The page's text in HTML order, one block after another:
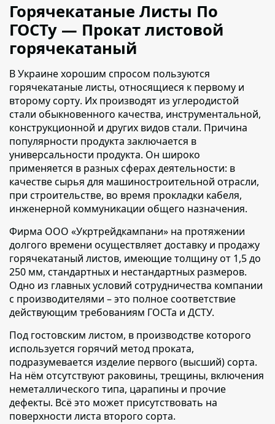
Горячекатаные Листы По
ГОСТу — Прокат листовой
горячекатаный
В Украине хорошим спросом пользуются
горячекатаные листы, относящиеся к первому и
второму сорту. Их производят из углеродистой
стали обыкновенного качества, инструментальной,
конструкционной и других видов стали. Причина
популярности продукта заключается в
универсальности продукта. Он широко
применяется в разных сферах деятельности: в
качестве сырья для машиностроительной отрасли,
при строительстве, во время прокладки кабеля,
инженерной коммуникации общего назначения.
Фирма ООО «Укртрейдкампани» на протяжении
долгого времени осуществляет доставку и продажу
горячекатаный листов, имеющие толщину от 1,5 до
250 мм, стандартных и нестандартных размеров.
Одно из главных условий сотрудничества компании
с производителями – это полное соответствие
действующим требованиям ГОСТа и ДСТУ.
Под гостовским листом, в производстве которого
используется горячий метод проката,
подразумевается изделие первого (высший) сорта.
На нём отсутствуют раковины, трещины, включения
неметаллического типа, царапины и прочие
дефекты. Всё это может присутствовать на
поверхности листа второго сорта.